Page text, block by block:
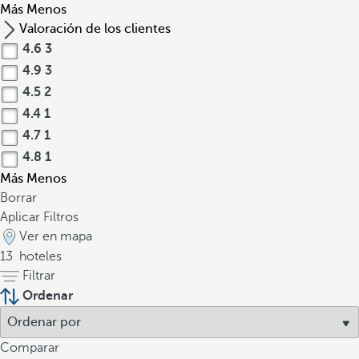
Más Menos
Valoración de los clientes
4.6 3
4.9 3
4.5 2
4.4 1
4.7 1
4.8 1
Más Menos
Borrar
Aplicar Filtros
Ver en mapa
13
hoteles
Filtrar
Ordenar
Comparar